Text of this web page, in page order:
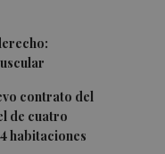
contrato del
de cuatro
habitaciones